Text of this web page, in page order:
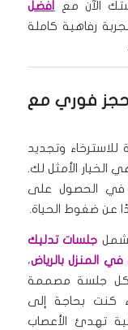
الآن مع
أفضل
رفاهية كاملة
فوري مع
وتجديد
الخيار الأمثل لك.
في الحصول على
عن ضغوط الحياة.
جلسات تدليك
المنزل بالرياض،
جلسة مصممة
كنت بحاجة إلى
تهدئ الأعصاب